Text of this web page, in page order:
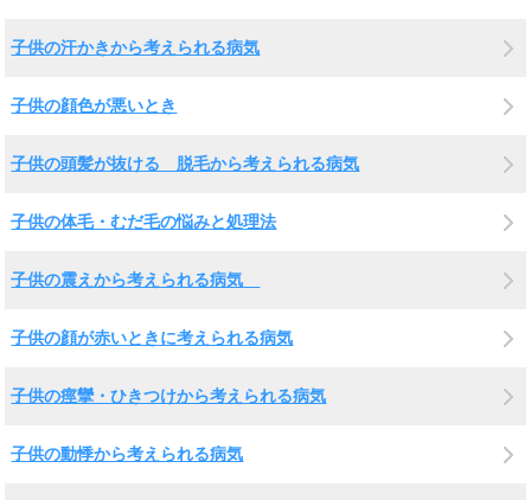
子供の汗かきから考えられる病気
子供の顔色が悪いとき
子供の頭髪が抜ける 脱毛から考えられる病気
子供の体毛・むだ毛の悩みと処理法
子供の震えから考えられる病気
子供の顔が赤いときに考えられる病気
子供の痙攣・ひきつけから考えられる病気
子供の動悸から考えられる病気